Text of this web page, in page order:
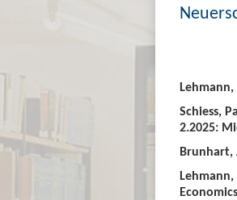
Lehmann,
Schiess,
2.2025:
Brunhart,